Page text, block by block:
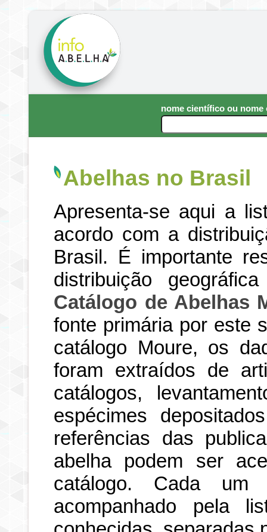
nome científico ou nome
Abelhas no Brasil
Apresenta-se aqui a
acordo com a
Brasil. É importante
distribuição
Catálogo de Abelhas
fonte primária por este
catálogo Moure, os
foram extraídos de
catálogos,
espécimes
referências das
abelha podem ser
catálogo. Cada
acompanhado pela